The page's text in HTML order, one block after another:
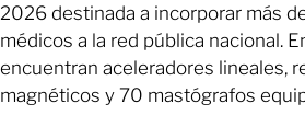
2026 destinada a incorporar más
médicos a la red pública nacional.
encuentran aceleradores lineales,
magnéticos y 70 mastógrafos